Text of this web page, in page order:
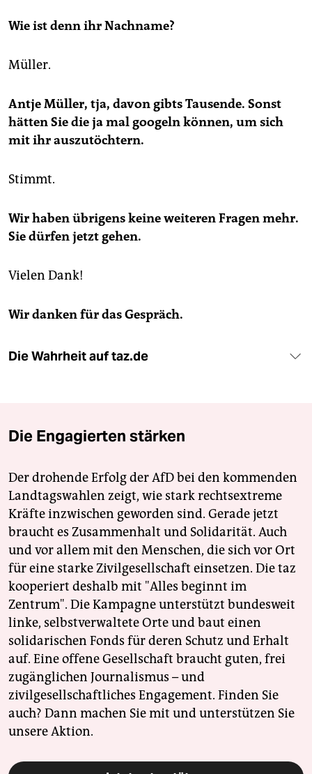
Wie ist denn ihr Nachname?
Müller.
Antje Müller, tja, davon gibts Tausende. Sonst
hätten Sie die ja mal googeln können, um sich
mit ihr auszutöchtern.
Stimmt.
Wir haben übrigens keine weiteren Fragen mehr.
Sie dürfen jetzt gehen.
Vielen Dank!
Wir danken für das Gespräch.
Die Wahrheit auf taz.de
Die Engagierten stärken
Der drohende Erfolg der AfD bei den kommenden
Landtagswahlen zeigt, wie stark rechtsextreme
Kräfte inzwischen geworden sind. Gerade jetzt
braucht es Zusammenhalt und Solidarität. Auch
und vor allem mit den Menschen, die sich vor Ort
für eine starke Zivilgesellschaft einsetzen. Die taz
kooperiert deshalb mit "Alles beginnt im
Zentrum". Die Kampagne unterstützt bundesweit
linke, selbstverwaltete Orte und baut einen
solidarischen Fonds für deren Schutz und Erhalt
auf. Eine offene Gesellschaft braucht guten, frei
zugänglichen Journalismus – und
zivilgesellschaftliches Engagement. Finden Sie
auch? Dann machen Sie mit und unterstützen Sie
unsere Aktion.